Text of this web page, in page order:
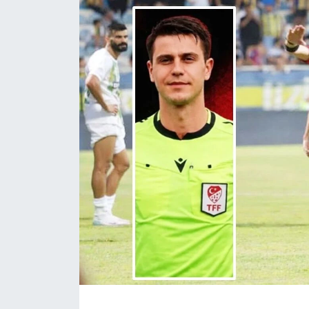
Daday Haberleri
Devrekani Haberleri
Doğanyurt Haberleri
Hanönü Haberleri
İhsangazi Haberleri
İnebolu Haberleri
Küre Haberleri
Merkez Haberleri